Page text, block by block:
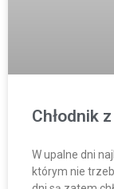
Chłodnik
W upalne dni
którym nie